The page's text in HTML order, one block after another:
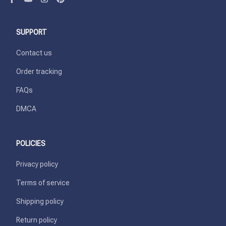
SUPPORT
Contact us
Order tracking
FAQs
DMCA
POLICIES
Privacy policy
Terms of service
Shipping policy
Return policy